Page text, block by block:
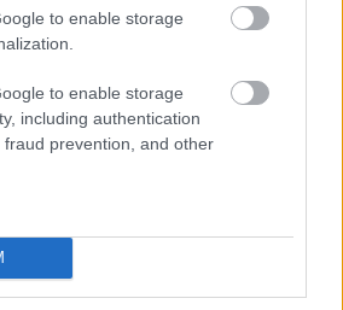
to enable storage
to enable storage
including authentication
prevention, and other
Szólj hozzá!